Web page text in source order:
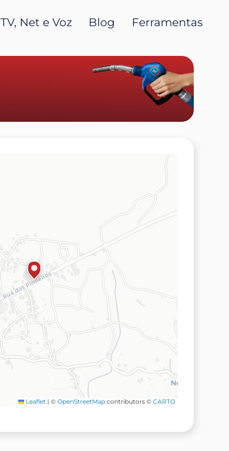
TV, Net e Voz Blog Ferramentas
Leaflet | © OpenStreetMap contributors © CARTO